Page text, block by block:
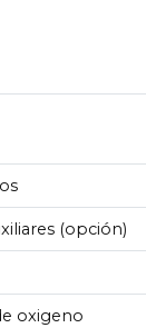
(opción)
oxigeno